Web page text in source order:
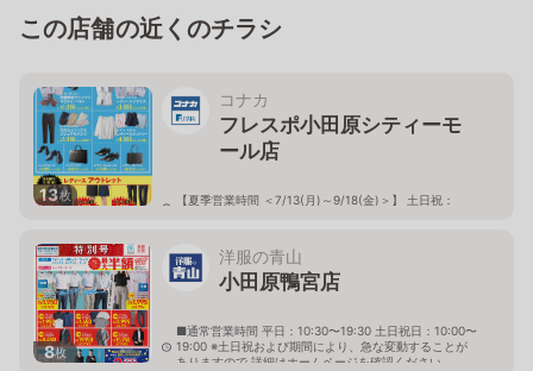
この店舗の近くのチラシ
13枚
コナカ
フレスポ小田原シティーモ
ール店
【夏季営業時間 ＜7/13(月)～9/18(金)＞】 土日祝：
ル 南館 A-1-b
8枚
洋服の青山
小田原鴨宮店
■通常営業時間 平日：10:30〜19:30 土日祝日：10:00〜
19:00 ※土日祝および期間により、急な変動することが
ありますので 詳細はホームページを確認ください